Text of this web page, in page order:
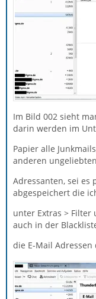
Du könntest
x.net Ordner
- d. h. derzeit mit
verknüpft sind,
nicht mehr
gelöscht und
würde ich mit
des Profilordners
Und genau so
alle
die kein Datum
Alle derzeitig
wurden hinterher
kamen auch
befinden, auf die
Wenn sie nur
Entscheidung
Ordner tragen
Profils bei.
Die mir ganz
Papierform aus,
Im Bild 002 sieht
darin werden im
Papier alle
anderen
Adressanten, sei
abgespeichert die
unter Extras > Filter
auch in der
die E-Mail